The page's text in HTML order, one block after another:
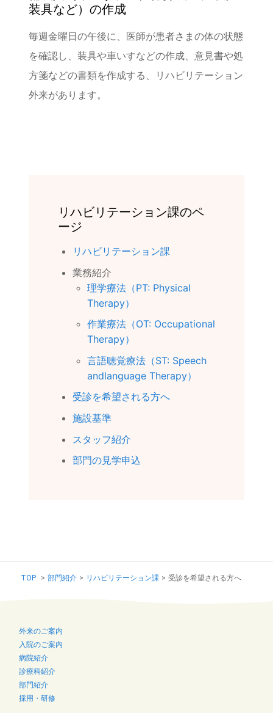
装具など）の作成
毎週金曜日の午後に、医師が患者さまの体の状態
を確認し、装具や車いすなどの作成、意見書や処
方箋などの書類を作成する、リハビリテーション
外来があります。
リハビリテーション課のペ
ージ
リハビリテーション課
業務紹介
理学療法（PT: Physical
Therapy）
作業療法（OT: Occupational
Therapy）
言語聴覚療法（ST: Speech
andlanguage Therapy）
受診を希望される方へ
施設基準
スタッフ紹介
部門の見学申込
TOP > 部門紹介 > リハビリテーション課 > 受診を希望される方へ
外来のご案内
入院のご案内
病院紹介
診療科紹介
部門紹介
採用・研修